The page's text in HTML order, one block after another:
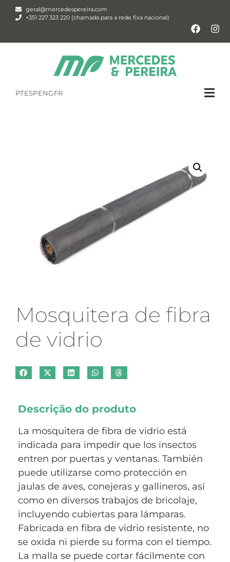
geral@mercedespereira.com
+351 227 323 220 (chamada para a rede fixa nacional)
PTESPENGFR
Mosquitera de fibra
de vidrio
Descrição do produto
La mosquitera de fibra de vidrio está
indicada para impedir que los insectos
entren por puertas y ventanas. También
puede utilizarse como protección en
jaulas de aves, conejeras y gallineros, así
como en diversos trabajos de bricolaje,
incluyendo cubiertas para lámparas.
Fabricada en fibra de vidrio resistente, no
se oxida ni pierde su forma con el tiempo.
La malla se puede cortar fácilmente con